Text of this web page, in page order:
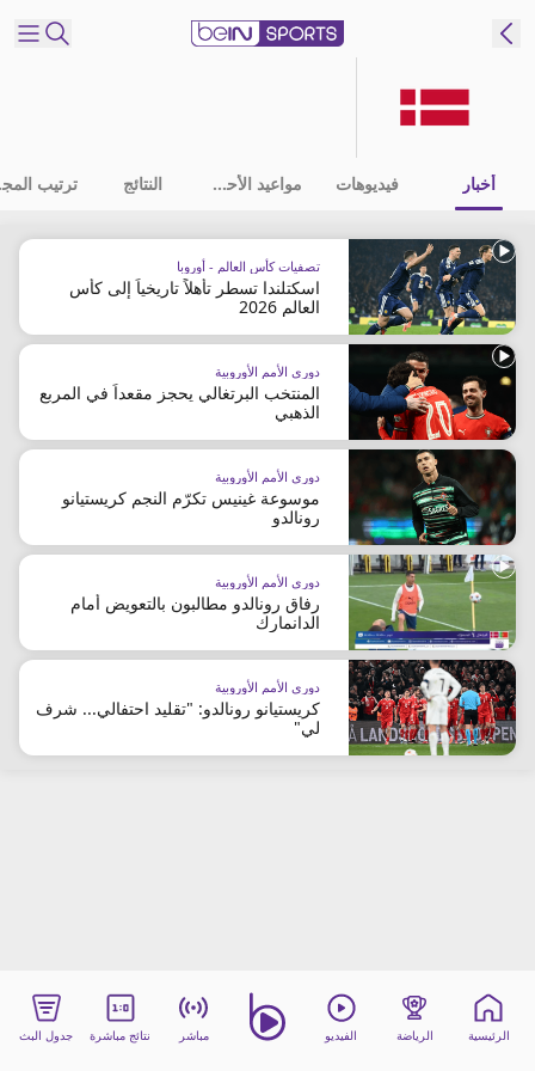
اللغة EN ع
إدارة
التنبيهات
انضم
إلى
قائمة
النشرة
الإخبارية
اتصل بنا
beIN CONNECT
beIN MEDIA GROUP
ترددات beIN SPORTS
الأسئلة الأكثر شيوعاً
دليل التلفاز
احصل على beIN
معلومات عن هذا الموقع
أخبار فيديوهات مواعيد الأحداث النتائج
تصفيات كأس العالم - أوروبا
اسكتلندا تسطر تأهلاً تاريخياً إلى كأس
العالم 2026
دوري الأمم الأوروبية
المنتخب البرتغالي يحجز مقعداً في المربع
الذهبي
دوري الأمم الأوروبية
موسوعة غينيس تكرّم النجم كريستيانو
رونالدو
دوري الأمم الأوروبية
رفاق رونالدو مطالبون بالتعويض أمام
الدانمارك
دوري الأمم الأوروبية
كريستيانو رونالدو: "تقليد احتفالي... شرف
لي"
الرئيسية الرياضة الفيديو مباشر نتائج مباشرة جدول البث